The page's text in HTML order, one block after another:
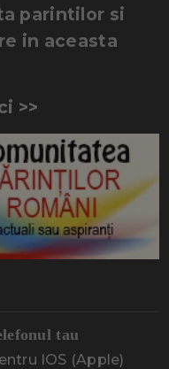
parintilor si
in aceasta
>>
tau
IOS (Apple)